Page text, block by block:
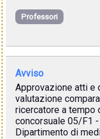
Professori
Avviso
Approvazione atti e
valutazione
ricercatore a tempo
concorsuale 05/F1
Dipartimento di